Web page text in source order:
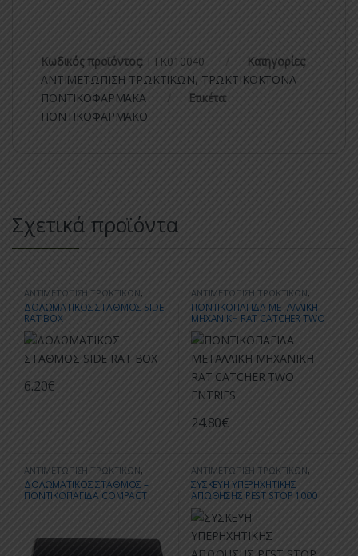
Κωδικός προϊόντος: ΤΤΚ010040
Κατηγορίες:
ΑΝΤΙΜΕΤΩΠΙΣΗ ΤΡΩΚΤΙΚΩΝ, ΤΡΩΚΤΙΚΟΚΤΟΝΑ -
ΠΟΝΤΙΚΟΦΑΡΜΑΚA
Ετικέτα:
ΠΟΝΤΙΚΟΦΑΡΜΑΚΟ
Σχετικά προϊόντα
ΑΝΤΙΜΕΤΩΠΙΣΗ ΤΡΩΚΤΙΚΩΝ,
ΔΟΛΩΜΑΤΙΚΟΙ ΣΤΑΘΜΟΙ ΓΙΑ
ΤΡΩΚΤΙΚΑ
ΔΟΛΩΜΑΤΙΚΟΣ ΣΤΑΘΜΟΣ SIDE
RAT BOX
6.20€
ΑΝΤΙΜΕΤΩΠΙΣΗ ΤΡΩΚΤΙΚΩΝ,
ΠΑΓΙΔΕΣ ΤΡΩΚΤΙΚΩΝ
ΠΟΝΤΙΚΟΠΑΓΙΔΑ ΜΕΤΑΛΛΙΚΗ
ΜΗΧΑΝΙΚΗ RAT CATCHER TWO
ENTRIES
24.80€
ΑΝΤΙΜΕΤΩΠΙΣΗ ΤΡΩΚΤΙΚΩΝ,
ΔΟΛΩΜΑΤΙΚΟΙ ΣΤΑΘΜΟΙ ΓΙΑ
ΤΡΩΚΤΙΚΑ , ΠΡΟΪΟΝΤΑ ΜΕ
ΕΚΠΤΩΣΗ
ΔΟΛΩΜΑΤΙΚΟΣ ΣΤΑΘΜΟΣ –
ΠΟΝΤΙΚΟΠΑΓΙΔΑ COMPACT
ΑΝΤΙΜΕΤΩΠΙΣΗ ΤΡΩΚΤΙΚΩΝ,
ΣΥΣΚΕΥΕΣ ΑΠΩΘΗΣΗΣ ΤΡΩΚΤΙΚΩΝ
ΣΥΣΚΕΥΗ ΥΠΕΡΗΧΗΤΙΚΗΣ
ΑΠΩΘΗΣΗΣ PEST STOP 1000